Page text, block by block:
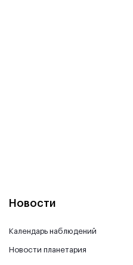
Новости
Календарь наблюдений
Новости планетария